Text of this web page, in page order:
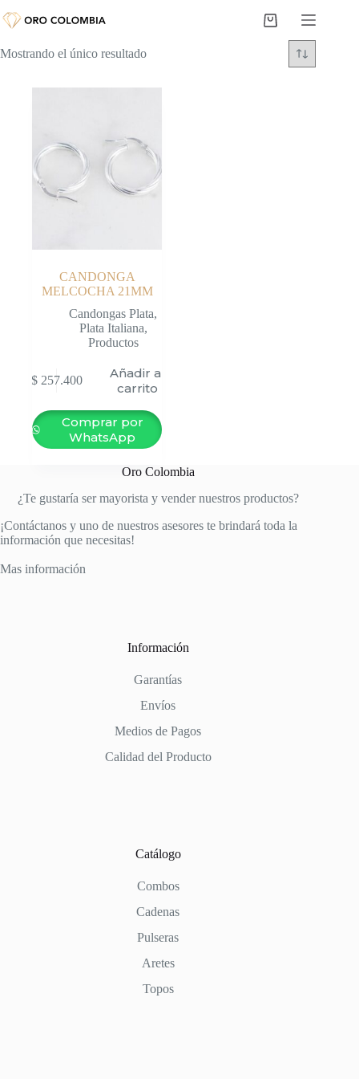
al
Carro
compra
Mostrando el único resultado
CANDONGA
MELCOCHA 21MM
Candongas Plata,
Plata Italiana,
Productos
$257.400
Añadir al
carrito
Comprar por
WhatsApp
Oro Colombia
¿Te gustaría ser mayorista y vender nuestros productos?
¡Contáctanos y uno de nuestros asesores te brindará toda la
información que necesitas!
Mas información
Información
Garantías
Envíos
Medios de Pagos
Calidad del Producto
Catálogo
Combos
Cadenas
Pulseras
Aretes
Topos